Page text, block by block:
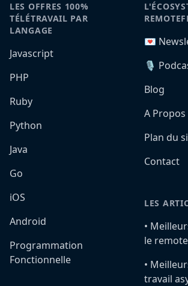
LES OFFRES 100%
TÉLÉTRAVAIL PAR
LANGAGE
Javascript
PHP
Ruby
Python
Java
Go
iOS
Android
Programmation
Fonctionnelle
💌
🎙️
Blog
A Propos
Plan du
Contact
LES
•️
le remote
•️
travail